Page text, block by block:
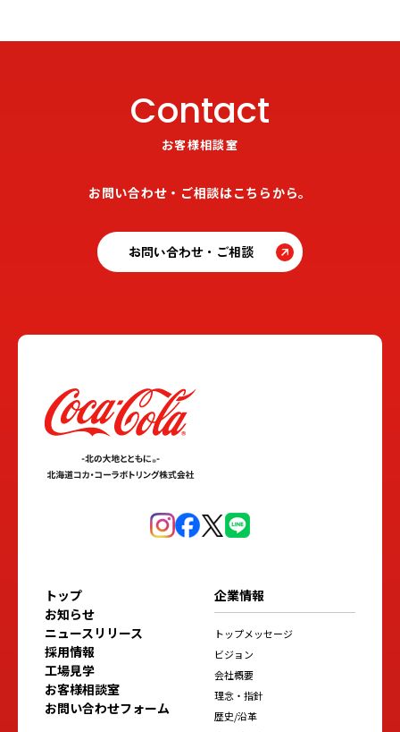
Contact
お客様相談室
お問い合わせ・ご相談はこちらから。
お問い合わせ・ご相談
トップ
お知らせ
ニュースリリース
採用情報
工場見学
お客様相談室
お問い合わせフォーム
企業情報
トップメッセージ
ビジョン
会社概要
理念・指針
歴史/沿革